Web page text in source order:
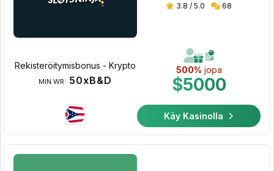
3.8 / 5.0 68
500% jopa
$5000
Rekisteröitymisbonus - Krypto
MIN WR: 50xB&D
Käy Kasinolla